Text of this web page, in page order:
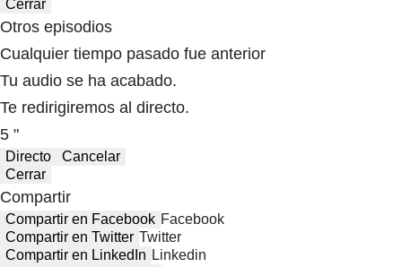
Cerrar
Otros episodios
Cualquier tiempo pasado fue anterior
Tu audio se ha acabado.
Te redirigiremos al directo.
5 "
Directo
Cancelar
Cerrar
Compartir
Compartir en Facebook Facebook
Compartir en Twitter Twitter
Compartir en LinkedIn Linkedin